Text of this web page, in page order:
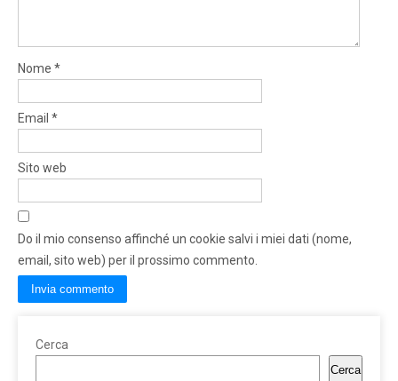
Nome *
Email *
Sito web
Do il mio consenso affinché un cookie salvi i miei dati (nome,
email, sito web) per il prossimo commento.
Cerca
Cerca